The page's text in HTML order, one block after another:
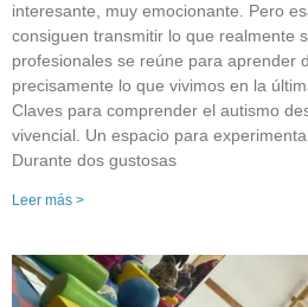
interesante, muy emocionante. Pero
consiguen transmitir lo que realmente
profesionales se reúne para aprender
precisamente lo que vivimos en la
Claves para comprender el autismo
vivencial. Un espacio para
Durante dos gustosas
Leer más >